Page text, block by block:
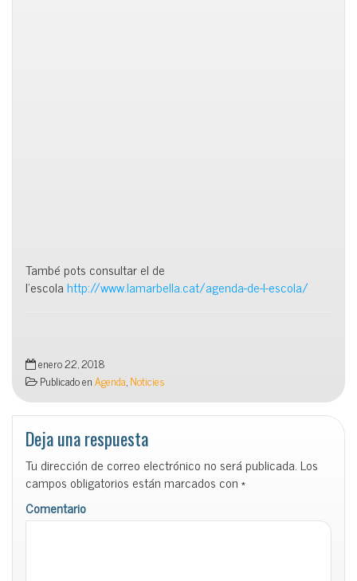
També pots consultar el de
l’escolahttp://www.lamarbella.cat/agenda-de-l-escola/
enero 22, 2018
Publicado enAgenda,Noticies
Deja una respuesta
Tu dirección de correo electrónico no será publicada. Los
campos obligatorios están marcados con*
Comentario